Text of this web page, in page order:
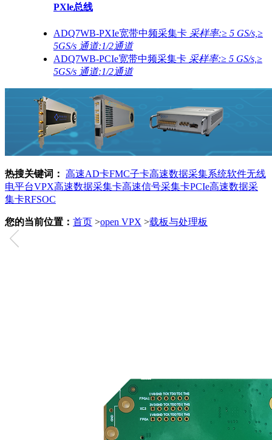
PXle总线
ADQ7WB-PXIe宽带中频采集卡 采样率:≥ 5 GS/s,≥
5GS/s 通道:1/2通道
ADQ7WB-PCIe宽带中频采集卡 采样率:≥ 5 GS/s,≥
5GS/s 通道:1/2通道
热搜关键词： 高速AD卡FMC子卡高速数据采集系统软件无线
电平台VPX高速数据采集卡高速信号采集卡PCIe高速数据采
集卡RFSOC
您的当前位置： 首页 >open VPX >载板与处理板